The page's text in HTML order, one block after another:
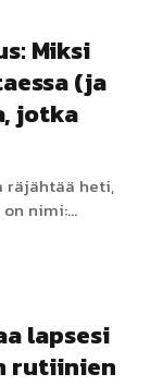
keskellä
Miksi
(ja
jotka
räjähtää heti,
on nimi:
lapsesi
rutiinien